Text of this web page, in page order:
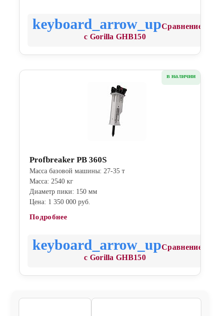
Сравнение
с Gorilla GHB150
в наличии
Profbreaker PB 360S
Масса базовой машины: 27-35 т
Масса: 2540 кг
Диаметр пики: 150 мм
Цена: 1 350 000 руб.
Подробнее
Сравнение
с Gorilla GHB150